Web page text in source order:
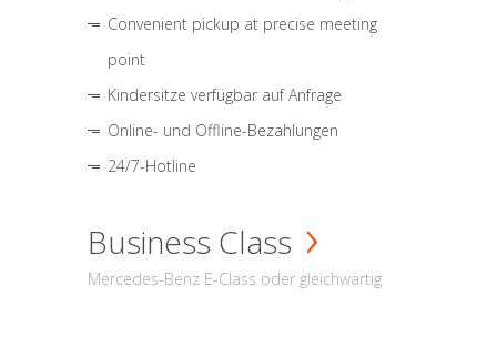
Convenient pickup at precise meeting
point
Kindersitze verfügbar auf Anfrage
Online- und Offline-Bezahlungen
24/7-Hotline
Business Class
Mercedes-Benz E-Class oder gleichwärtig